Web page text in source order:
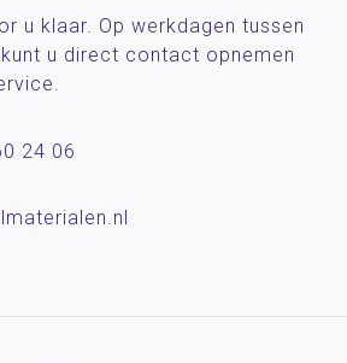
u klaar. Op werkdagen tussen
u direct contact opnemen
24 06